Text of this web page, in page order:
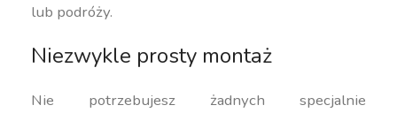
lub podróży.
Niezwykle prosty montaż
Nie potrzebujesz żadnych specjalnie